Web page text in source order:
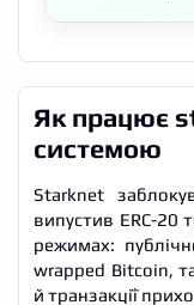
Як працює
системою
Starknet
випустив ERC-20
режимах:
wrapped Bitcoin,
й транзакції